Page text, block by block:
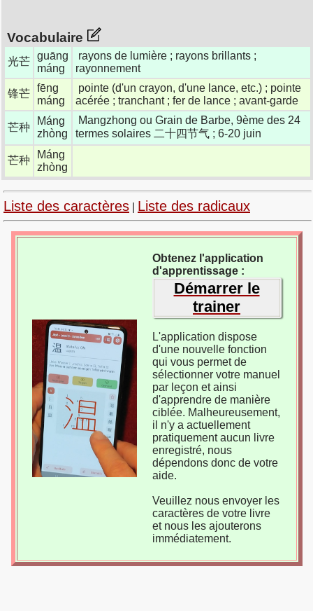
Vocabulaire
光芒 guāng
máng
rayons de lumière ; rayons brillants ;
rayonnement
锋芒 fēng
máng
pointe (d'un crayon, d'une lance, etc.) ; pointe
acérée ; tranchant ; fer de lance ; avant-garde
芒种
Máng
zhòng
Mangzhong ou Grain de Barbe, 9ème des 24
termes solaires 二十四节气 ; 6-20 juin
芒种
Máng
zhòng
Liste des caractères Liste des radicaux
Obtenez l'application
d'apprentissage :
Démarrer le
trainer
L'application dispose
d'une nouvelle fonction
qui vous permet de
sélectionner votre manuel
par leçon et ainsi
d'apprendre de manière
ciblée. Malheureusement,
il n'y a actuellement
pratiquement aucun livre
enregistré, nous
dépendons donc de votre
aide.
Veuillez nous envoyer les
caractères de votre livre
et nous les ajouterons
immédiatement.